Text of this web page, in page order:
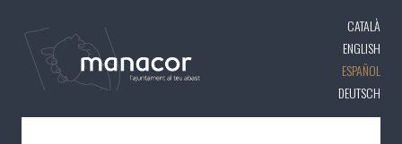
contenido
principal
CATALÀ
ENGLISH
ESPAÑOL
DEUTSCH